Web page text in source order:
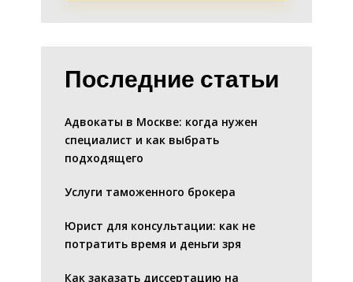
Последние статьи
Адвокаты в Москве: когда нужен
специалист и как выбрать
подходящего
Услуги таможенного брокера
Юрист для консультации: как не
потратить время и деньги зря
Как заказать диссертацию на